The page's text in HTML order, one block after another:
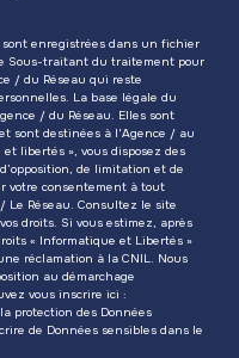
enregistrées dans un fichier
Sous-traitant du traitement pour
/ du Réseau qui reste
La base légale du
/ du Réseau. Elles sont
sont destinées à l'Agence / au
libertés », vous disposez des
de limitation et de
votre consentement à tout
Le Réseau. Consultez le site
droits. Si vous estimez, après
« Informatique et Libertés »
réclamation à la CNIL. Nous
au démarchage
vous inscrire ici :
protection des Données
de Données sensibles dans le